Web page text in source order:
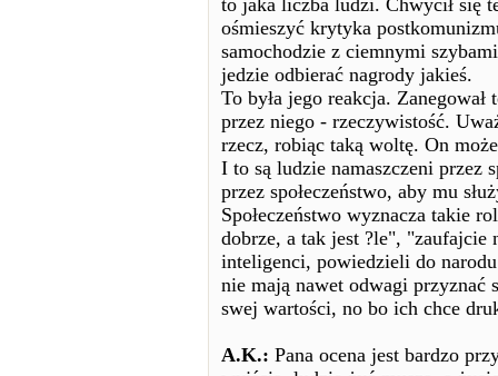
to jaka liczba ludzi. Chwycił się
ośmieszyć krytyka
samochodzie z ciemnymi
jedzie odbierać nagrody jakieś.
To była jego reakcja.
przez niego - rzeczywistość.
rzecz, robiąc taką woltę. On
I to są ludzie namaszczeni przez
przez społeczeństwo, aby mu
Społeczeństwo wyznacza takie
dobrze, a tak jest ?le",
inteligenci, powiedzieli do
nie mają nawet odwagi przyznać
swej wartości, no bo ich chce
A.K.: Pana ocena jest bardzo